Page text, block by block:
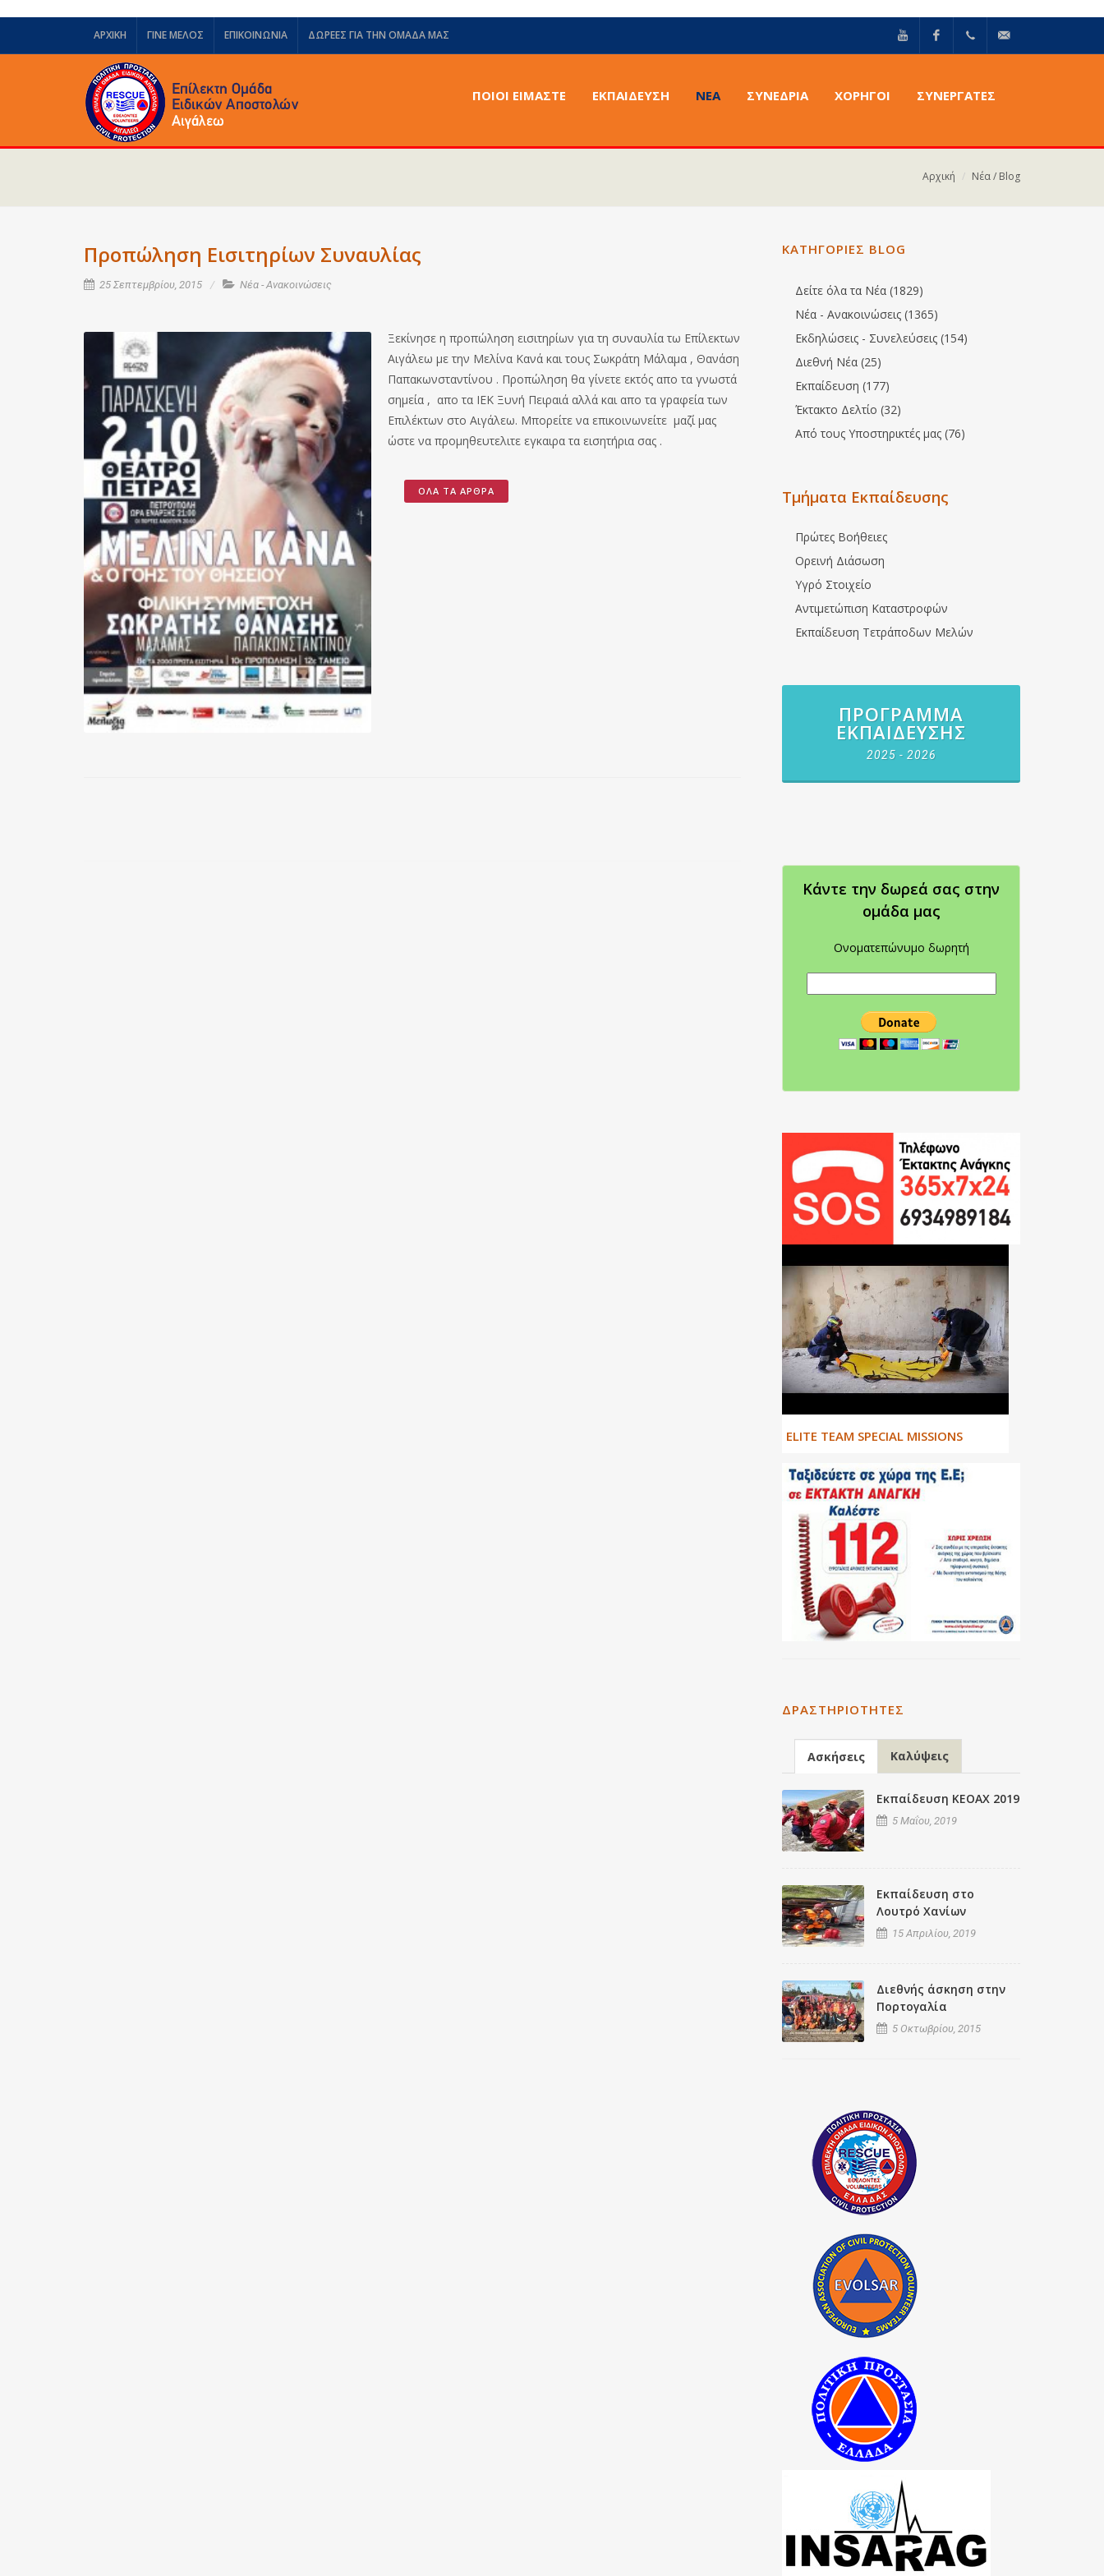
ΑΡΧΙΚΗ ΓΙΝΕ ΜΕΛΟΣ ΕΠΙΚΟΙΝΩΝΙΑ ΔΩΡΕΈΣ ΓΙΑ ΤΗΝ ΟΜΆΔΑ ΜΑΣ
ΠΟΙΟΙ ΕΙΜΑΣΤΕ ΕΚΠΑΙΔΕΥΣΗ ΝΈΑ ΣΥΝΈΔΡΙΑ ΧΟΡΗΓΟΙ ΣΥΝΕΡΓΑΤΕΣ
Αρχική Νέα / Blog
Προπώληση Εισιτηρίων Συναυλίας
25 Σεπτεμβρίου, 2015 Νέα - Ανακοινώσεις
Ξεκίνησε η προπώληση εισιτηρίων για τη συναυλία τω Επίλεκτων
Αιγάλεω με την Μελίνα Κανά και τους Σωκράτη Μάλαμα , Θανάση
Παπακωνσταντίνου . Προπώληση θα γίνετε εκτός απο τα γνωστά
σημεία , απο τα ΙΕΚ Ξυνή Πειραιά αλλά και απο τα γραφεία των
Επιλέκτων στο Αιγάλεω. Μπορείτε να επικοινωνείτε μαζί μας
ώστε να προμηθευτελιτε εγκαιρα τα εισητήρια σας .
ΌΛΑ ΤΑ ΆΡΘΡΑ
ΚΑΤΗΓΟΡΙΕΣ BLOG
Δείτε όλα τα Νέα (1829)
Νέα - Ανακοινώσεις (1365)
Εκδηλώσεις - Συνελεύσεις (154)
Διεθνή Νέα (25)
Εκπαίδευση (177)
Έκτακτο Δελτίο (32)
Από τους Υποστηρικτές μας (76)
Τμήματα Εκπαίδευσης
Πρώτες Βοήθειες
Ορεινή Διάσωση
Υγρό Στοιχείο
Αντιμετώπιση Καταστροφών
Εκπαίδευση Τετράποδων Μελών
ΠΡΌΓΡΑΜΜΑ
ΕΚΠΑΊΔΕΥΣΗΣ
2025 - 2026
Κάντε την δωρεά σας στην
oμάδα μας
Ονοματεπώνυμο δωρητή
ΕLITE TEAM SPECIAL MISSIONS
ΔΡΑΣΤΗΡΙΌΤΗΤΕΣ
Ασκήσεις Καλύψεις
Εκπαίδευση ΚΕΟΑΧ 2019
5 Μαΐου, 2019
Εκπαίδευση στο
Λουτρό Χανίων
15 Απριλίου, 2019
Διεθνής άσκηση στην
Πορτογαλία
5 Οκτωβρίου, 2015